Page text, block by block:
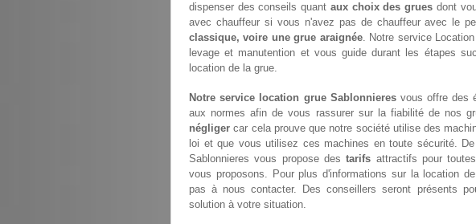
dispenser des conseils quant aux choix des grues dont
avec chauffeur si vous n'avez pas de chauffeur avec le
classique, voire une grue araignée. Notre service
levage et manutention et vous guide durant les étapes
location de la grue.
Notre service location grue Sablonnieresvous offre des
aux normes afin de vous rassurer sur la fiabilité de nos
négliger car cela prouve que notre société utilise des
loi et que vous utilisez ces machines en toute sécurité.
Sablonnieres vous propose destarifs attractifs pour
vous proposons. Pour plus d'informations sur la location
pas à nous contacter. Des conseillers seront présents
solution à votre situation.